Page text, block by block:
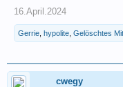
16.April.2024
Gerrie hypolite Gelöschtes
cwegy